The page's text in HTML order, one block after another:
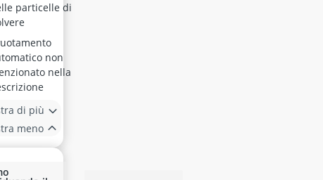
particelle di
non
nella
di più
meno